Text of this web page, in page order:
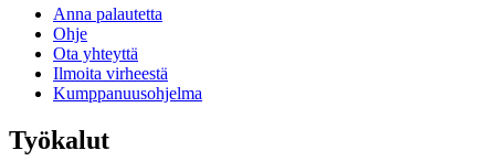
Anna palautetta
Ohje
Ota yhteyttä
Ilmoita virheestä
Kumppanuusohjelma
Työkalut